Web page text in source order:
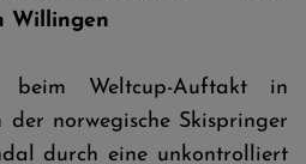
Willingen
Weltcup-Auftakt in
norwegische Skispringer
durch eine unkontrolliert